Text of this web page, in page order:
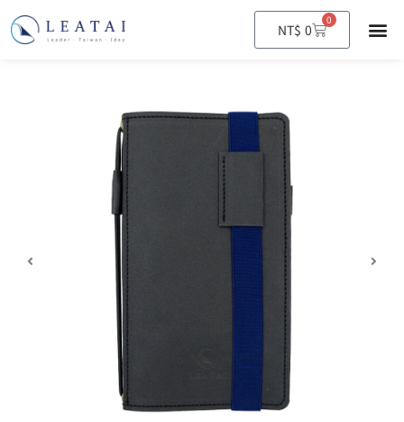
NT$ 0
0
購
物